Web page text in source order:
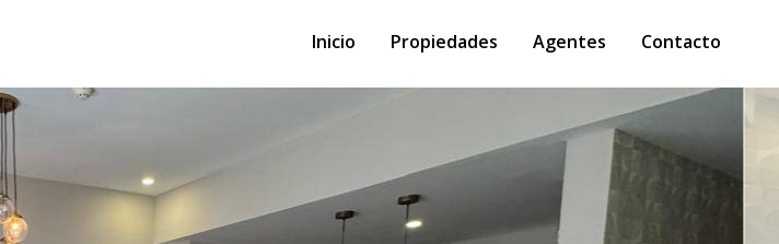
Inicio Propiedades Agentes Contacto